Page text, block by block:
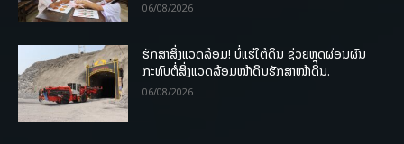
06/08/2026
ຮັກສາສິ່ງແວດລ້ອມ! ບໍ່ແຮ່ໃຕ້ດິນ ຊ່ວຍຫຼຸດຜ່ອນຜົນ
ກະທົບຕໍ່ສິ່ງແວດລ້ອມໜ້າດິນຮັກສາໜ້າດິນ.
06/08/2026